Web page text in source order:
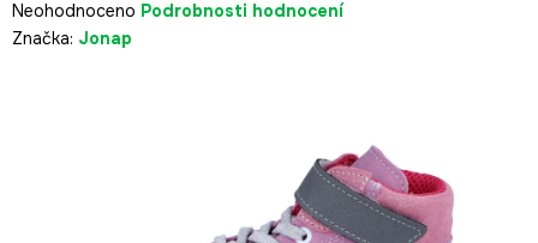
Průměrné
hodnocení
Neohodnoceno Podrobnosti hodnocení
Značka: Jonap